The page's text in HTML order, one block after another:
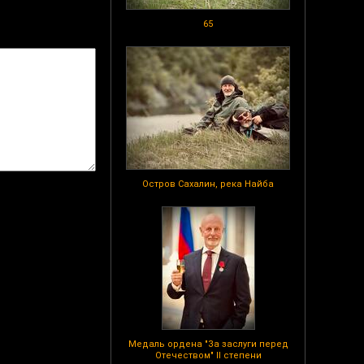
65
Остров Сахалин, река Найба
Медаль ордена "За заслуги перед
Отечеством" II степени